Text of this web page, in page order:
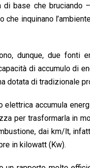
base che bruciando
che inquinano
dunque, due fonti
di accumulo di
dotata di tradizionale
elettrica accumula
per trasformarla in
dai km/lt,
in kilowatt (Kw).